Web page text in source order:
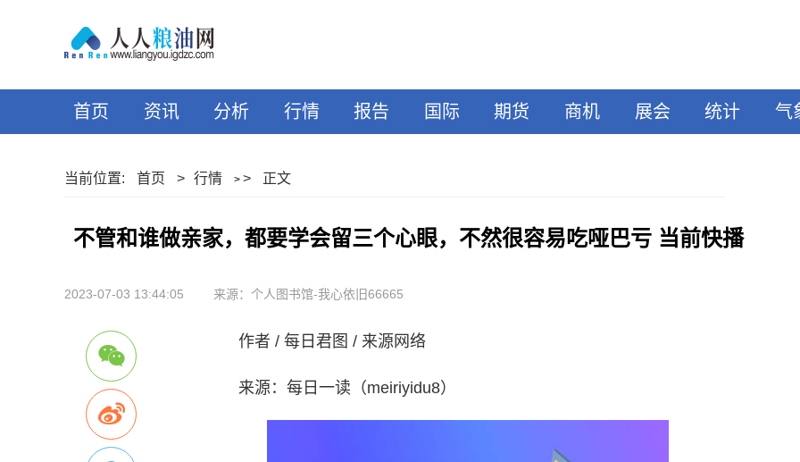
首页 资讯 分析 行情 报告 国际 期货 商机 展会 统计 气
当前位置: 首页 > 行情 > > 正文
不管和谁做亲家，都要学会留三个心眼，不然很容易吃哑巴亏 当前快播
2023-07-03 13:44:05 来源：个人图书馆-我心依旧66665
作者 / 每日君图 / 来源网络
来源：每日一读（meiriyidu8）